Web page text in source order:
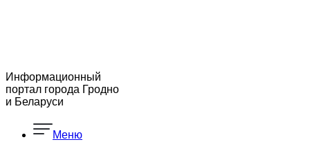
Информационный
портал города Гродно
и Беларуси
Меню